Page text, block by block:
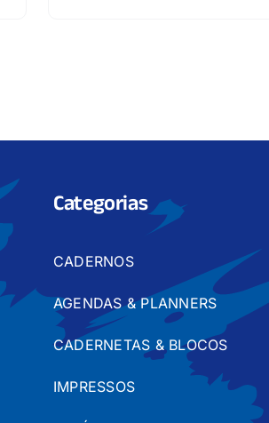
Categorias
CADERNOS
AGENDAS & PLANNERS
CADERNETAS & BLOCOS
IMPRESSOS